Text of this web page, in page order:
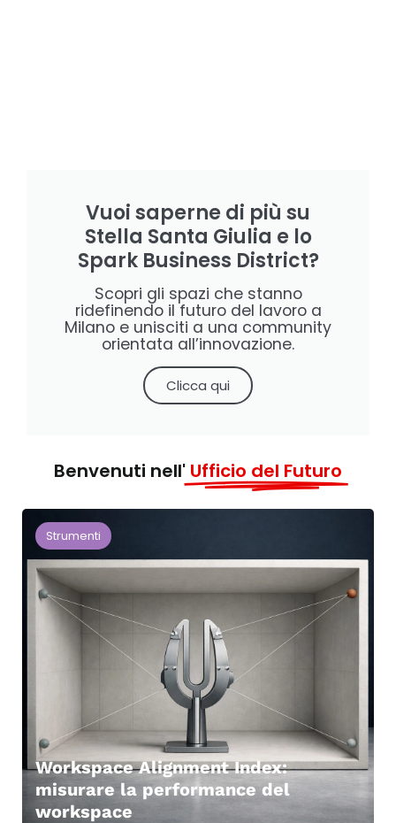
Vuoi saperne di più su
Stella Santa Giulia e lo
Spark Business District?
Scopri gli spazi che stanno
ridefinendo il futuro del lavoro a
Milano e unisciti a una community
orientata all’innovazione.
Clicca qui
Benvenuti nell' Ufficio del Futuro
Strumenti
Workspace Alignment Index:
misurare la performance del
workspace